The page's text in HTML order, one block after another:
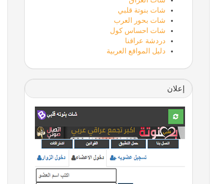
شات بنوتة قلبي
شات بحور العرب
شات احساس كول
دردشة عراقنا
دليل المواقع العربية
إعلان